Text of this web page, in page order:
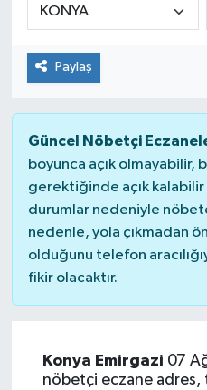
Paylaş
Güncel Nöbetçi
boyunca açık olmayabilir,
gerektiğinde açık
durumlar nedeniyle
nedenle, yola çıkmadan
olduğunu telefon
fikir olacaktır.
Konya Emirgazi 07
nöbetçi eczane adres,
KİĞI
MERKEZ
SAĞLIK
SİYASET
SOLHAN
SPOR
YAYLADERE